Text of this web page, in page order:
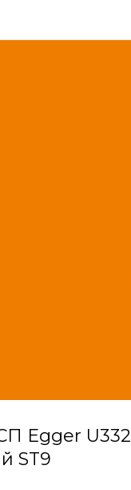
Egger U332
ST9